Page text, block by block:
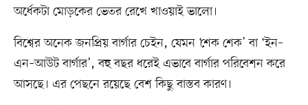
অর্ধেকটা মোড়কের ভেতর রেখে খাওয়াই ভালো।
বিশ্বের অনেক জনপ্রিয় বার্গার চেইন, যেমন ‘শেক শেক’ বা ‘ইন–
এন–আউট বার্গার’, বহু বছর ধরেই এভাবে বার্গার পরিবেশন করে
আসছে। এর পেছনে রয়েছে বেশ কিছু বাস্তব কারণ।